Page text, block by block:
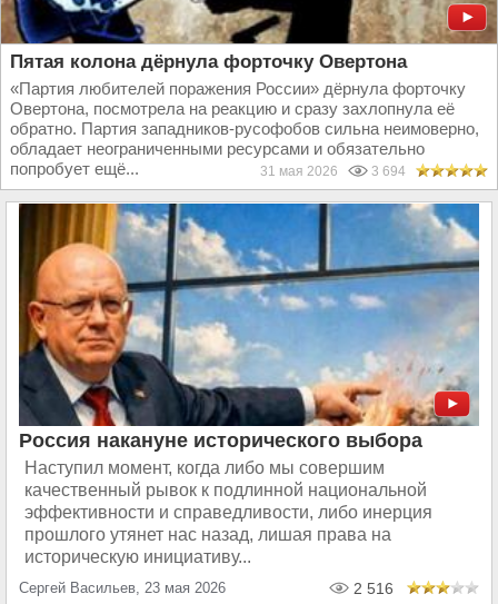
Пятая колона дёрнула форточку Овертона
«Партия любителей поражения России» дёрнула форточку
Овертона, посмотрела на реакцию и сразу захлопнула её
обратно. Партия западников-русофобов сильна неимоверно,
обладает неограниченными ресурсами и обязательно
попробует ещё...
31 мая 2026 3 694
Россия накануне исторического выбора
Наступил момент, когда либо мы совершим
качественный рывок к подлинной национальной
эффективности и справедливости, либо инерция
прошлого утянет нас назад, лишая права на
историческую инициативу...
Сергей Васильев, 23 мая 2026 2 516